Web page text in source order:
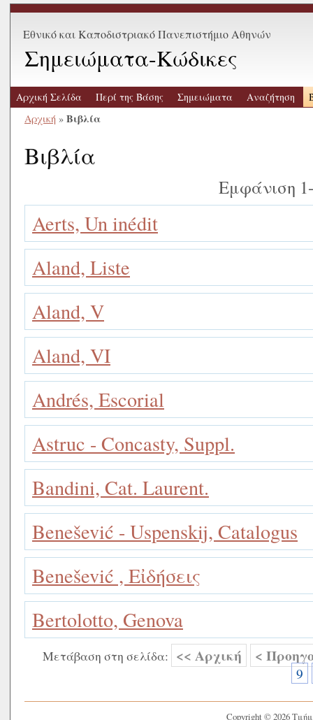
Εθνικό και Καποδιστριακό Πανεπιστήμιο Αθηνών
Σημειώματα-Κώδικες
Αρχική Σελίδα Περί της Βάσης Σημειώματα Αναζήτηση
Αρχική » Βιβλία
Βιβλία
Εμφάνιση
Aerts, Un inédit
Aland, Liste
Aland, V
Aland, VI
Andrés, Escorial
Astruc - Concasty, Suppl.
Bandini, Cat. Laurent.
Benešević - Uspenskij, Catalogus
Benešević , Εἰδήσεις
Bertolotto, Genova
Μετάβαση στη σελίδα: << Αρχική <
9
Copyright © 2026